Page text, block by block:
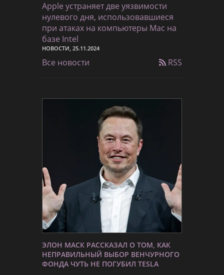
Apple устраняет две уязвимости
нулевого дня, использовавшиеся
при атаках на компьютеры Mac на
базе Intel
НОВОСТИ, 25.11.2024
Все новости RSS
ЭЛОН МАСК РАССКАЗАЛ О ТОМ, КАК
НЕПРАВИЛЬНЫЙ ВЫБОР ВЕНЧУРНОГО
ФОНДА ЧУТЬ НЕ ПОГУБИЛ TESLA